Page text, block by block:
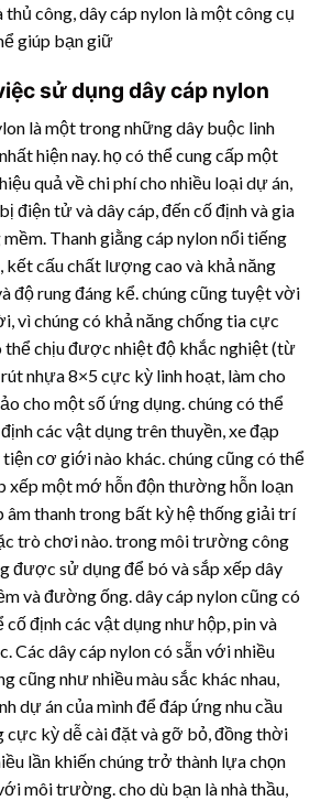
thủ công, dây cáp nylon là một công cụ
giúp bạn giữ
sử dụng dây cáp nylon
là một trong những dây buộc linh
hiện nay. họ có thể cung cấp một
quả về chi phí cho nhiều loại dự án,
điện tử và dây cáp, đến cố định và gia
Thanh giằng cáp nylon nổi tiếng
cấu chất lượng cao và khả năng
độ rung đáng kể. chúng cũng tuyệt vời
vì chúng có khả năng chống tia cực
thể chịu được nhiệt độ khắc nghiệt (từ
nhựa8×5 cực kỳ linh hoạt, làm cho
cho một số ứng dụng. chúng có thể
các vật dụng trên thuyền, xe đạp
cơ giới nào khác. chúng cũng có thể
xếp một mớ hỗn độn thường hỗn loạn
âm thanh trong bất kỳ hệ thống giải trí
trò chơi nào. trong môi trường công
được sử dụng để bó và sắp xếp dây
và đường ống. dây cáp nylon cũng có
định các vật dụng như hộp, pin và
Các dây cáp nylon có sẵn với nhiều
cũng như nhiều màu sắc khác nhau,
dự án của mình để đáp ứng nhu cầu
cực kỳ dễ cài đặt và gỡ bỏ, đồng thời
lần khiến chúng trở thành lựa chọn
môi trường. cho dù bạn là nhà thầu,